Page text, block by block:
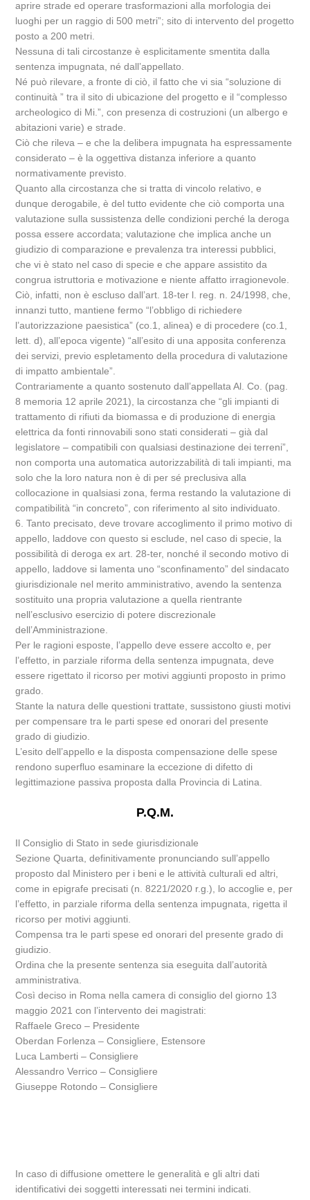
aprire strade ed operare trasformazioni alla morfologia dei
luoghi per un raggio di 500 metri”; sito di intervento del progetto
posto a 200 metri.
Nessuna di tali circostanze è esplicitamente smentita dalla
sentenza impugnata, né dall’appellato.
Né può rilevare, a fronte di ciò, il fatto che vi sia “soluzione di
continuità ” tra il sito di ubicazione del progetto e il “complesso
archeologico di Mi.”, con presenza di costruzioni (un albergo e
abitazioni varie) e strade.
Ciò che rileva – e che la delibera impugnata ha espressamente
considerato – è la oggettiva distanza inferiore a quanto
normativamente previsto.
Quanto alla circostanza che si tratta di vincolo relativo, e
dunque derogabile, è del tutto evidente che ciò comporta una
valutazione sulla sussistenza delle condizioni perché la deroga
possa essere accordata; valutazione che implica anche un
giudizio di comparazione e prevalenza tra interessi pubblici,
che vi è stato nel caso di specie e che appare assistito da
congrua istruttoria e motivazione e niente affatto irragionevole.
Ciò, infatti, non è escluso dall’art. 18-ter l. reg. n. 24/1998, che,
innanzi tutto, mantiene fermo “l’obbligo di richiedere
l’autorizzazione paesistica” (co.1, alinea) e di procedere (co.1,
lett. d), all’epoca vigente) “all’esito di una apposita conferenza
dei servizi, previo espletamento della procedura di valutazione
di impatto ambientale”.
Contrariamente a quanto sostenuto dall’appellata Al. Co. (pag.
8 memoria 12 aprile 2021), la circostanza che “gli impianti di
trattamento di rifiuti da biomassa e di produzione di energia
elettrica da fonti rinnovabili sono stati considerati – già dal
legislatore – compatibili con qualsiasi destinazione dei terreni”,
non comporta una automatica autorizzabilità di tali impianti, ma
solo che la loro natura non è di per sé preclusiva alla
collocazione in qualsiasi zona, ferma restando la valutazione di
compatibilità “in concreto”, con riferimento al sito individuato.
6. Tanto precisato, deve trovare accoglimento il primo motivo di
appello, laddove con questo si esclude, nel caso di specie, la
possibilità di deroga ex art. 28-ter, nonché il secondo motivo di
appello, laddove si lamenta uno “sconfinamento” del sindacato
giurisdizionale nel merito amministrativo, avendo la sentenza
sostituito una propria valutazione a quella rientrante
nell’esclusivo esercizio di potere discrezionale
dell’Amministrazione.
Per le ragioni esposte, l’appello deve essere accolto e, per
l’effetto, in parziale riforma della sentenza impugnata, deve
essere rigettato il ricorso per motivi aggiunti proposto in primo
grado.
Stante la natura delle questioni trattate, sussistono giusti motivi
per compensare tra le parti spese ed onorari del presente
grado di giudizio.
L’esito dell’appello e la disposta compensazione delle spese
rendono superfluo esaminare la eccezione di difetto di
legittimazione passiva proposta dalla Provincia di Latina.
P.Q.M.
Il Consiglio di Stato in sede giurisdizionale
Sezione Quarta, definitivamente pronunciando sull’appello
proposto dal Ministero per i beni e le attività culturali ed altri,
come in epigrafe precisati (n. 8221/2020 r.g.), lo accoglie e, per
l’effetto, in parziale riforma della sentenza impugnata, rigetta il
ricorso per motivi aggiunti.
Compensa tra le parti spese ed onorari del presente grado di
giudizio.
Ordina che la presente sentenza sia eseguita dall’autorità
amministrativa.
Così deciso in Roma nella camera di consiglio del giorno 13
maggio 2021 con l’intervento dei magistrati:
Raffaele Greco – Presidente
Oberdan Forlenza – Consigliere, Estensore
Luca Lamberti – Consigliere
Alessandro Verrico – Consigliere
Giuseppe Rotondo – Consigliere
In caso di diffusione omettere le generalità e gli altri dati
identificativi dei soggetti interessati nei termini indicati.